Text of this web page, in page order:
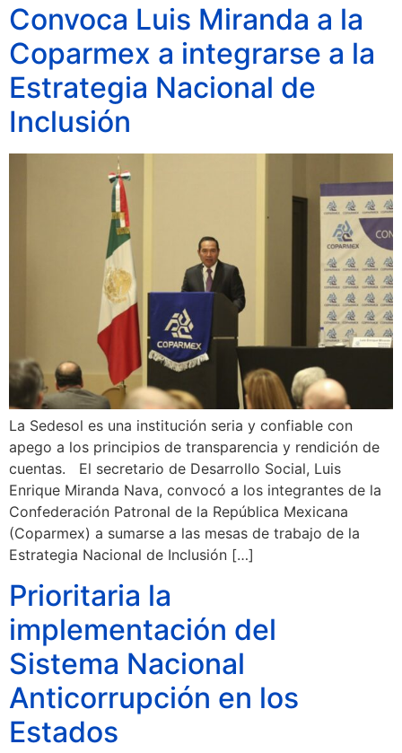
Convoca Luis Miranda a la
Coparmex a integrarse a la
Estrategia Nacional de
Inclusión
La Sedesol es una institución seria y confiable con
apego a los principios de transparencia y rendición de
cuentas. El secretario de Desarrollo Social, Luis
Enrique Miranda Nava, convocó a los integrantes de la
Confederación Patronal de la República Mexicana
(Coparmex) a sumarse a las mesas de trabajo de la
Estrategia Nacional de Inclusión […]
Prioritaria la
implementación del
Sistema Nacional
Anticorrupción en los
Estados